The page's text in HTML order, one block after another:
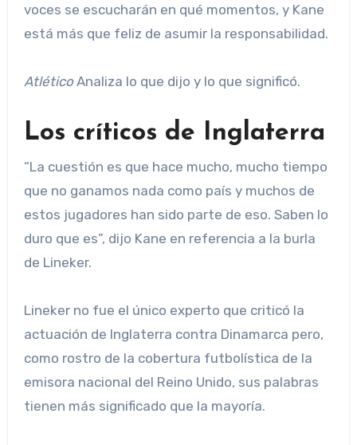
voces se escucharán en qué momentos, y Kane
está más que feliz de asumir la responsabilidad.
AtléticoAnaliza lo que dijo y lo que significó.
Los críticos de Inglaterra
“La cuestión es que hace mucho, mucho tiempo
que no ganamos nada como país y muchos de
estos jugadores han sido parte de eso. Saben lo
duro que es”, dijo Kane en referencia a la burla
de Lineker.
Lineker no fue el único experto que criticó la
actuación de Inglaterra contra Dinamarca pero,
como rostro de la cobertura futbolística de la
emisora ​​nacional del Reino Unido, sus palabras
tienen más significado que la mayoría.